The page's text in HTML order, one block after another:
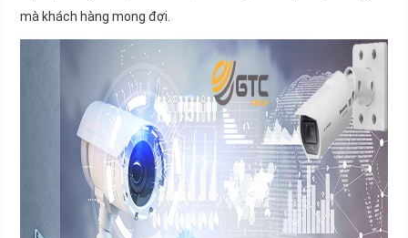
mà khách hàng mong đợi.